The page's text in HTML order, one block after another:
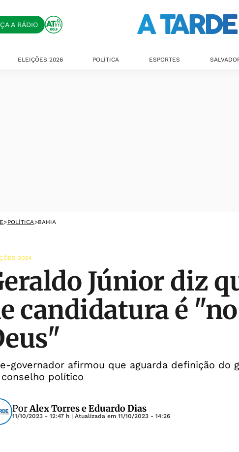
A RÁDIO
ELEIÇÕES 2026 POLÍTICA ESPORTES
>POLÍTICA>BAHIA
2024
Júnior diz
candidatura é
governador afirmou que aguarda definição do
político
PorAlex Torres e Eduardo Dias
11/10/2023 - 12:47 h | Atualizada em 11/10/2023 - 14:26